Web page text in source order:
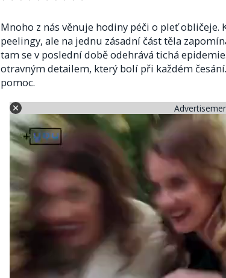
Mnoho z nás věnuje hodiny péči o pleť obličeje.
peelingy, ale na jednu zásadní část těla
tam se v poslední době odehrává tichá
otravným detailem, který bolí při každém
pomoc.